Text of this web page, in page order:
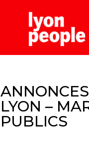
LYON –
PUBLICS